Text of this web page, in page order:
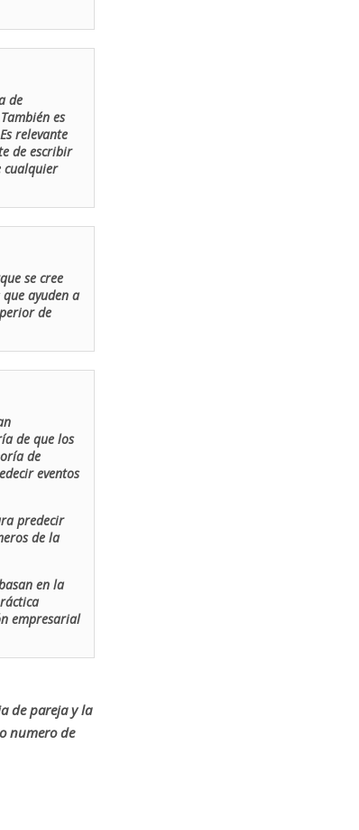
de
es
relevante
de escribir
cualquier
se cree
ayuden a
de
de que los
de
eventos
predecir
de la
en la
empresarial
de pareja y la
numero de